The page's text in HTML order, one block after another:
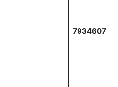
7934607